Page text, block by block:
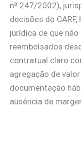
nº 247/2002),
decisões do
jurídica de que
reembolsados
contratual claro
agregação de
documentação
ausência de